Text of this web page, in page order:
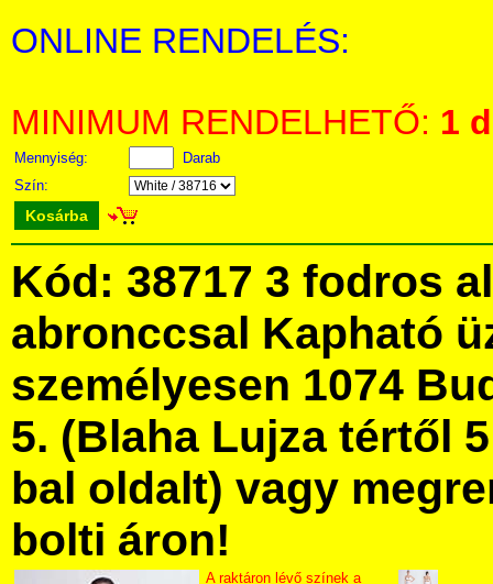
ONLINE RENDELÉS:
MINIMUM RENDELHETŐ: 1
Mennyiség:
Darab
Szín:
Kosárba
Kód: 38717 3 fodros
abronccsal Kapható
személyesen 1074
5. (Blaha Lujza tértől
bal oldalt) vagy
bolti áron!
A raktáron lévő színek a